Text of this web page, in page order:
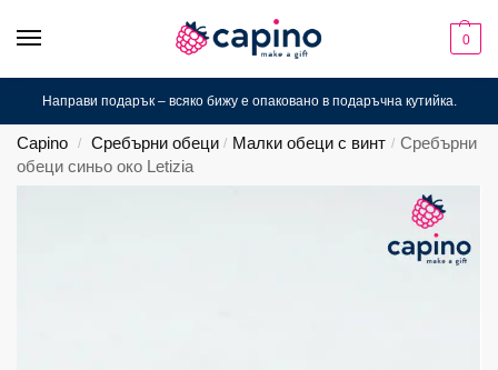
0
Направи подарък – всяко бижу е опаковано в подаръчна кутийка.
Capino / Сребърни обеци / Малки обеци с винт / Сребърни
обеци синьо око Letizia